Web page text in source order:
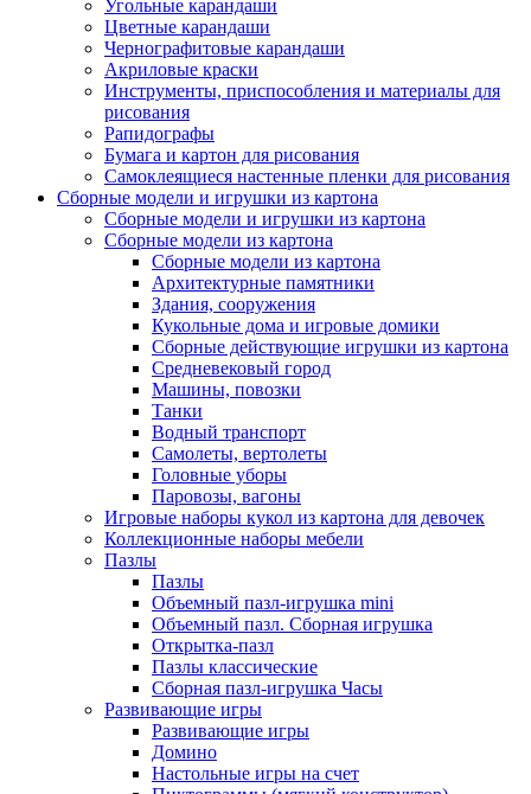
Угольные карандаши
Цветные карандаши
Чернографитовые карандаши
Акриловые краски
Инструменты, приспособления и материалы для
рисования
Рапидографы
Бумага и картон для рисования
Самоклеящиеся настенные пленки для рисования
Сборные модели и игрушки из картона
Сборные модели и игрушки из картона
Сборные модели из картона
Сборные модели из картона
Архитектурные памятники
Здания, сооружения
Кукольные дома и игровые домики
Сборные действующие игрушки из картона
Средневековый город
Машины, повозки
Танки
Водный транспорт
Самолеты, вертолеты
Головные уборы
Паровозы, вагоны
Игровые наборы кукол из картона для девочек
Коллекционные наборы мебели
Пазлы
Пазлы
Объемный пазл-игрушка mini
Объемный пазл. Сборная игрушка
Открытка-пазл
Пазлы классические
Сборная пазл-игрушка Часы
Развивающие игры
Развивающие игры
Домино
Настольные игры на счет